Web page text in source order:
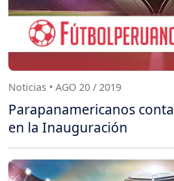
Noticias • AGO 20 / 2019
Parapanamericanos
en la Inauguración